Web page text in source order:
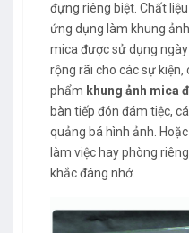
đựng riêng biệt. Chất
ứng dụng làm khung
mica được sử dụng
rộng rãi cho các sự kiện,
phẩm khung ảnh mica
bàn tiếp đón đám tiệc,
quảng bá hình ảnh.
làm việc hay phòng
khắc đáng nhớ.